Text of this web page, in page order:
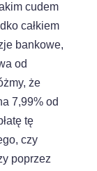
cudem
całkiem
bankowe,
od
że
7,99% od
tę
czy
poprzez